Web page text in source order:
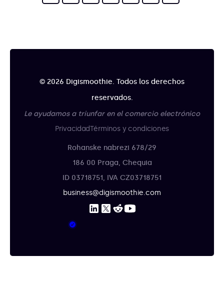
© 2026 Digismoothie. Todos los derechos
reservados.
Le ayudamos a triunfar en el comercio electrónico
PrivacidadTérminos y condiciones
Rohanske nabrezi 678/29
186 00 Praga, Chequia
ID 03718751, IVA CZ03718751
business@digismoothie.com